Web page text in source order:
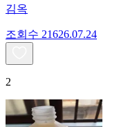
김옥
조회수 21626.07.24
2